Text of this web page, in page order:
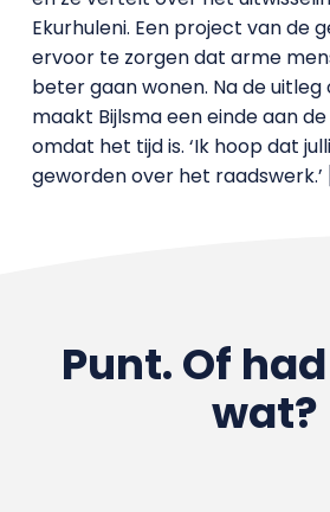
Ekurhuleni. Een project van de
ervoor te zorgen dat arme
beter gaan wonen. Na de
maakt Bijlsma een einde aan
omdat het tijd is. ‘Ik hoop dat
geworden over het raadswerk.’
Punt. Of
wat?